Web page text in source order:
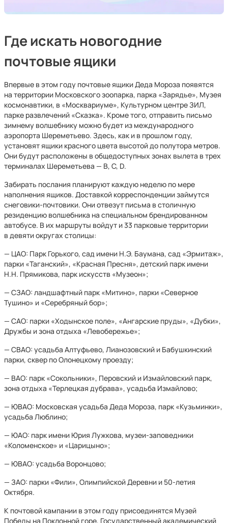
Где искать новогодние
почтовые ящики
Впервые в этом году почтовые ящики Деда Мороза появятся
на территории Московского зоопарка, парка «Зарядье», Музея
космонавтики, в «Москвариуме», Культурном центре ЗИЛ,
парке развлечений «Сказка». Кроме того, отправить письмо
зимнему волшебнику можно будет из международного
аэропорта Шереметьево. Здесь, как и в прошлом году,
установят ящики красного цвета высотой до полутора метров.
Они будут расположены в общедоступных зонах вылета в трех
терминалах Шереметьева — B, С, D.
Забирать послания планируют каждую неделю по мере
наполнения ящиков. Доставкой корреспонденции займутся
снеговики-почтовики. Они отвезут письма в столичную
резиденцию волшебника на специальном брендированном
автобусе. В их маршруты войдут и 33 парковые территории
в девяти округах столицы:
— ЦАО: Парк Горького, сад имени Н.Э. Баумана, сад «Эрмитаж»,
парки «Таганский», «Красная Пресня», детский парк имени
Н.Н. Прямикова, парк искусств «Музеон»;
— СЗАО: ландшафтный парк «Митино», парки «Северное
Тушино» и «Серебряный бор»;
— САО: парки «Ходынское поле», «Ангарские пруды», «Дубки»,
Дружбы и зона отдыха «Левобережье»;
— СВАО: усадьба Алтуфьево, Лианозовский и Бабушкинский
парки, сквер по Олонецкому проезду;
— ВАО: парк «Сокольники», Перовский и Измайловский парк,
зона отдыха «Терлецкая дубрава», усадьба Измайлово;
— ЮВАО: Московская усадьба Деда Мороза, парк «Кузьминки»,
усадьба Люблино;
— ЮАО: парк имени Юрия Лужкова, музеи-заповедники
«Коломенское» и «Царицыно»;
— ЮВАО: усадьба Воронцово;
— ЗАО: парки «Фили», Олимпийской Деревни и 50-летия
Октября.
К почтовой кампании в этом году присоединятся Музей
Победы на Поклонной горе, Государственный академический